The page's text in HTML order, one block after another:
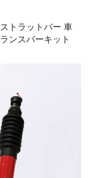
トラットバー 車
ンスバーキット